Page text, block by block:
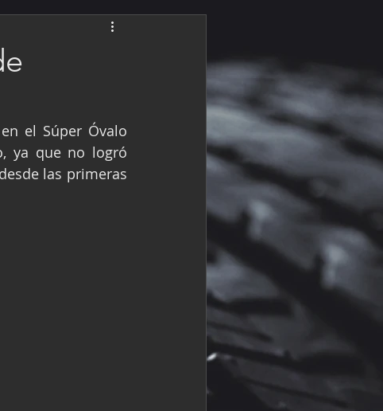
Fórmula 2
el Súper Óvalo
ya que no logró
las primeras